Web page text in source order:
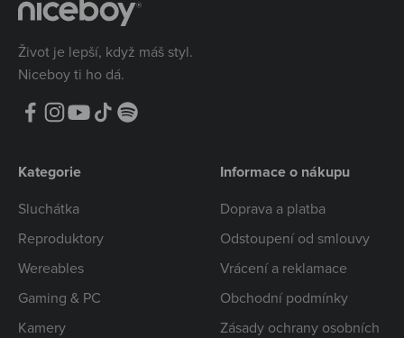
Život je lepší, když máš styl.
Niceboy ti ho dá.
Kategorie
Sluchátka
Reproduktory
Wereables
Gaming & PC
Kamery
Informace o nákupu
Doprava a platba
Odstoupení od smlouvy
Vrácení a reklamace
Obchodní podmínky
Zásady ochrany osobních